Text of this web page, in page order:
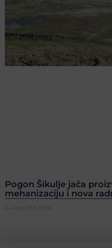
Pogon Šikulje jača
mehanizaciju i nova
6. Augusta 2026.